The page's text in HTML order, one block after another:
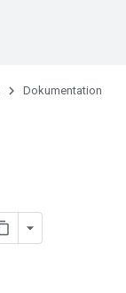
Dokumentation